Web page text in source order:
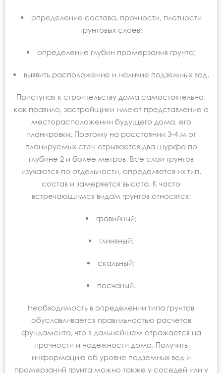
определение состава, прочности, плотности
грунтовых слоев;
определение глубин промерзания грунта;
выявить расположение и наличие подземных вод.
Приступая к строительству дома самостоятельно,
как правило, застройщики имеют представление о
месторасположении будущего дома, его
планировки. Поэтому на расстоянии 3-4 м от
планируемых стен отрывается два шурфа по
глубине 2 и более метров. Все слои грунтов
изучаются по отдельности, определяется их тип,
состав и замеряется высота. К часто
встречающимся видам грунтов относятся:
гравийный;
глиняный;
скальный;
песчаный.
Необходимость в определении типа грунтов
обуславливается правильностью расчетов
фундамента, что в дальнейшем отражается на
прочности и надежности дома. Получить
информацию об уровне подземных вод и
промерзаний грунта можно также у соседей или у